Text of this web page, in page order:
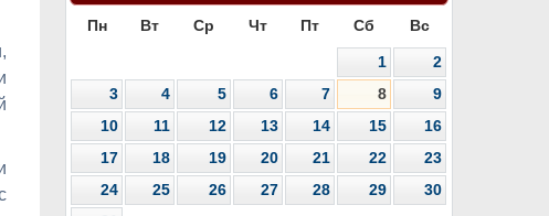
Пн Вт Ср Чт Пт Сб Вс
1
2
3
4 5 6 7 8
9
10
11 12 13 14 15
16
17
18 19 20 21 22
23
24
25 26 27 28 29
30